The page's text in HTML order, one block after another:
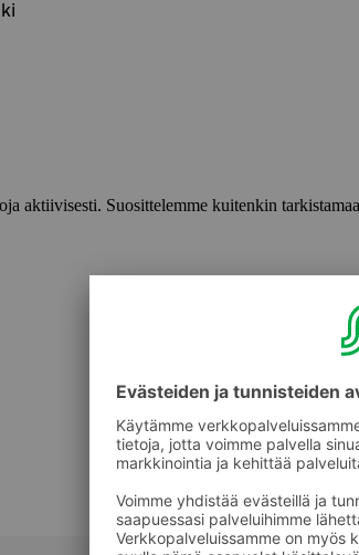
aktiivisesti. Suosittelemme kuitenkin